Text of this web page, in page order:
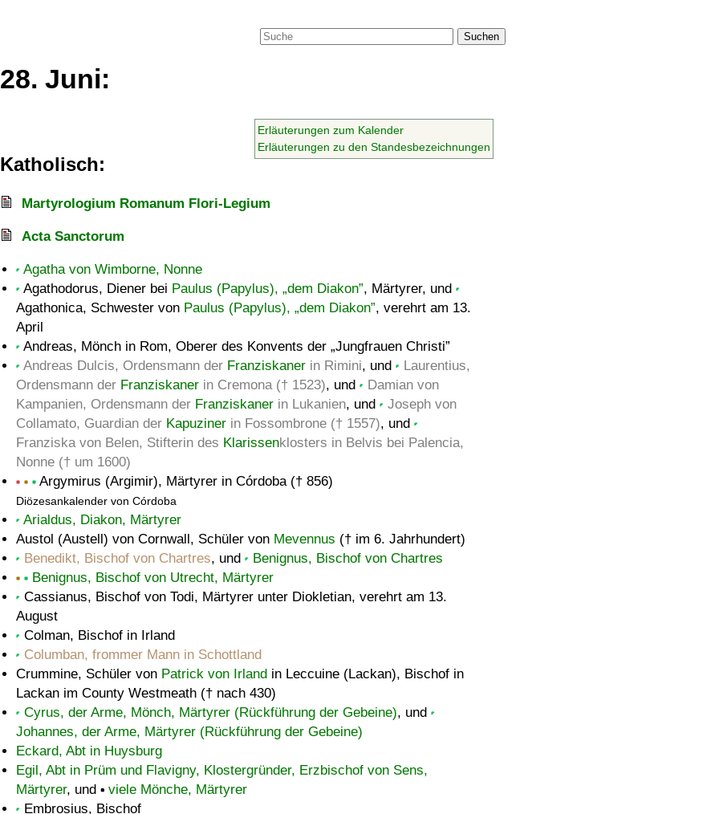
Suchen
28. Juni:
Erläuterungen zum Kalender
Erläuterungen zu den Standesbezeichnungen
Katholisch:
Martyrologium Romanum Flori-Legium
Acta Sanctorum
Agatha von Wimborne, Nonne
Agathodorus, Diener bei Paulus (Papylus), dem Diakon , Märtyrer, und
Agathonica, Schwester von Paulus (Papylus), dem Diakon , verehrt am 13.
April
Andreas, Mönch in Rom, Oberer des Konvents der Jungfrauen Christi
Andreas Dulcis, Ordensmann der Franziskaner in Rimini, und
Laurentius,
Ordensmann der Franziskaner in Cremona († 1523), und
Damian von
Kampanien, Ordensmann der Franziskaner in Lukanien, und
Joseph von
Collamato, Guardian der Kapuziner in Fossombrone († 1557), und
Franziska von Belen, Stifterin des Klarissenklosters in Belvis bei Palencia,
Nonne († um 1600)
Argymirus (Argimir), Märtyrer in Córdoba († 856)
Diözesankalender von Córdoba
Arialdus, Diakon, Märtyrer
Austol (Austell) von Cornwall, Schüler von Mevennus († im 6. Jahrhundert)
Benedikt, Bischof von Chartres, und
Benignus, Bischof von Chartres
Benignus, Bischof von Utrecht, Märtyrer
Cassianus, Bischof von Todi, Märtyrer unter Diokletian, verehrt am 13.
August
Colman, Bischof in Irland
Columban, frommer Mann in Schottland
Crummine, Schüler von Patrick von Irland in Leccuine (Lackan), Bischof in
Lackan im County Westmeath († nach 430)
Cyrus, der Arme, Mönch, Märtyrer (Rückführung der Gebeine), und
Johannes, der Arme, Märtyrer (Rückführung der Gebeine)
Eckard, Abt in Huysburg
Egil, Abt in Prüm und Flavigny, Klostergründer, Erzbischof von Sens,
Märtyrer, und
viele Mönche, Märtyrer
Embrosius, Bischof